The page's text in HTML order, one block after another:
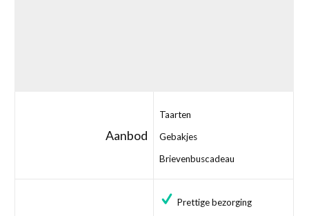
Aanbod
Taarten
Gebakjes
Brievenbuscadeau
Prettige bezorging